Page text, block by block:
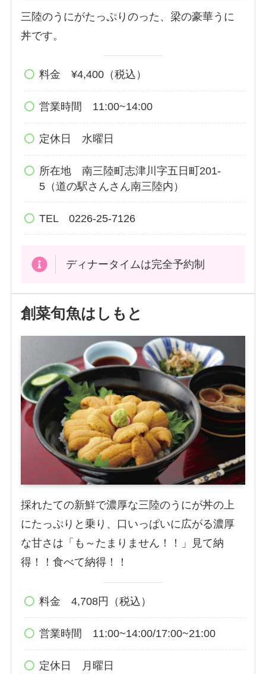
三陸のうにがたっぷりのった、梁の豪華うに
丼です。
料金 ¥4,400（税込）
営業時間 11:00~14:00
定休日 水曜日
所在地 南三陸町志津川字五日町201-
5（道の駅さんさん南三陸内）
TEL 0226-25-7126
ディナータイムは完全予約制
創菜旬魚はしもと
採れたての新鮮で濃厚な三陸のうにが丼の上
にたっぷりと乗り、口いっぱいに広がる濃厚
な甘さは「も～たまりません！！」見て納
得！！食べて納得！！
料金 4,708円（税込）
営業時間 11:00~14:00/17:00~21:00
定休日 月曜日